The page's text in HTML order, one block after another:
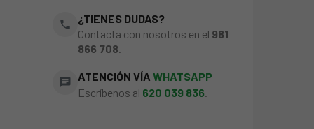
phone
¿TIENES DUDAS?
Contacta con nosotros en el 981
866 708.
chat ATENCIÓN VÍAWHATSAPP
Escríbenos al 620 039 836